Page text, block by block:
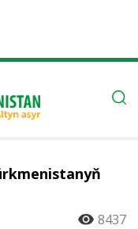
8437